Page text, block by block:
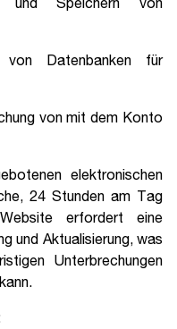
und Speichern von
von Datenbanken für
von mit dem Konto
elektronischen
24 Stunden am Tag
erfordert eine
und Aktualisierung, was
Unterbrechungen